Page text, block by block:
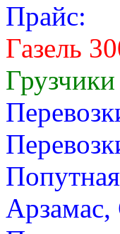
Прайс:
Газель
Арзамас,